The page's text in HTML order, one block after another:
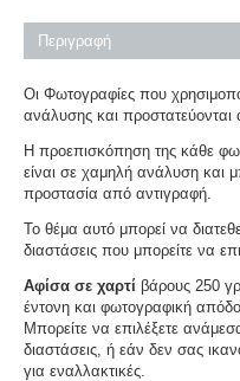
Περιγραφή
Οι Φωτογραφίες που
ανάλυσης και προστατεύονται
Η προεπισκόπηση της κάθε
είναι σε χαμηλή ανάλυση και
προστασία από αντιγραφή.
Το θέμα αυτό μπορεί να
διαστάσεις που μπορείτε να
Αφίσα σε χαρτί βάρους 250
έντονη και φωτογραφική
Μπορείτε να επιλέξετε
διαστάσεις, ή εάν δεν σας
για εναλλακτικές.